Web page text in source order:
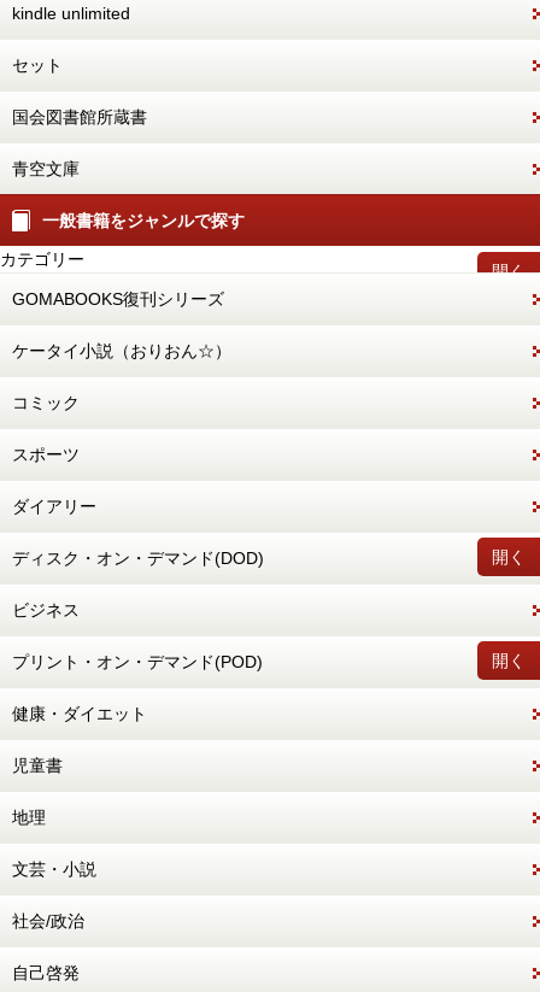
kindle unlimited
セット
国会図書館所蔵書
青空文庫
一般書籍をジャンルで探す
開く
カテゴリー
GOMABOOKS復刊シリーズ
ケータイ小説（おりおん☆）
コミック
スポーツ
ダイアリー
開く
ディスク・オン・デマンド(DOD)
ビジネス
開く
プリント・オン・デマンド(POD)
健康・ダイエット
児童書
地理
文芸・小説
社会/政治
自己啓発